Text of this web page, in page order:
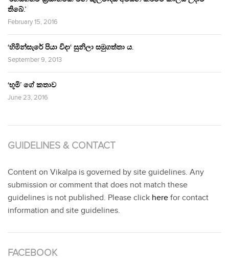
තිබේ.’
February 15, 2016
‘හිමින්සැරේ පියා විදා‘ සුනිලා සමුගත්තා ය.
September 9, 2013
‘භූමි’ ගේ කතාව
June 23, 2016
GUIDELINES & CONTACT
Content on Vikalpa is governed by site guidelines. Any
submission or comment that does not match these
guidelines is not published. Please click here for contact
information and site guidelines.
FACEBOOK